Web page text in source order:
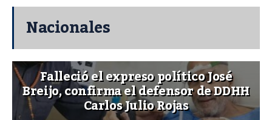
Nacionales
Falleció el expreso político José
Breijo, confirma el defensor de DDHH
Carlos Julio Rojas